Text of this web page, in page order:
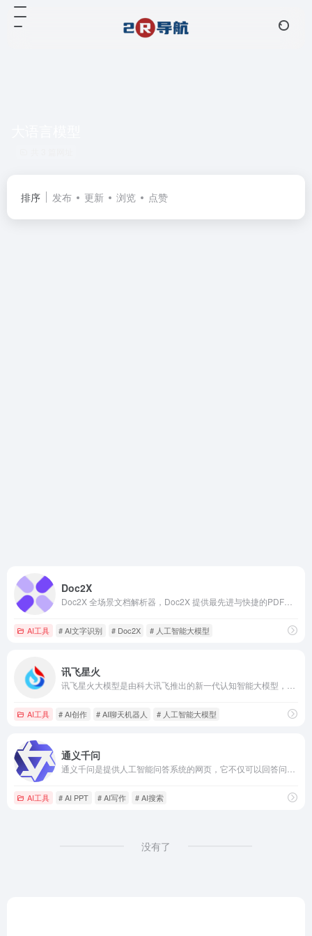
排序 发布 更新 浏览 点赞
Doc2X
AI工具 # AI文字识别 # Doc2X # 人工智能大模型
讯飞星火
AI工具 # AI创作 # AI聊天机器人 # 人工智能大模型
通义千问
AI工具 # AI PPT # AI写作 # AI搜索
没有了